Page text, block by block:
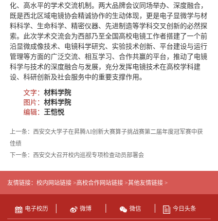
化、高水平的学术交流机制。两大品牌会议同场举办、深度融合，
既是西北区域电镜协会精诚协作的生动体现，更是电子显微学与材
料科学、生命科学、精密仪器、先进制造等学科交叉创新的必然探
索。此次学术交流会为西部乃至全国高校电镜工作者搭建了一个前
沿显微成像技术、电镜科学研究、实验技术创新、平台建设与运行
管理等方面的广泛交流、相互学习、合作共赢的平台，推动了电镜
科学与技术的深度融合与发展，充分发挥电镜技术在高校学科建
设、科研创新及社会服务中的重要支撑作用。
文字： 材料学院
图片： 材料学院
编辑： 王恺悦
上一条：西安交大学子在昇腾AI创新大赛算子挑战赛第二届年度冠军赛中获
佳绩
下一条：西安交大召开校内巡视专项检查动员部署会
友情链接： 校内网站链接 >高校合作网站链接 >其他友情链接 >
电子校历 微博 微信 今日头条